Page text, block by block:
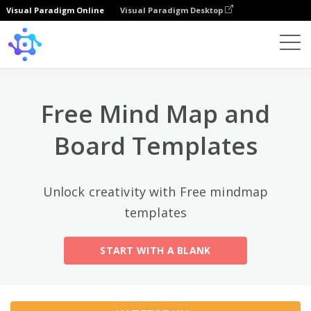
Visual Paradigm Online Visual Paradigm Desktop
Free Mind Map and
Board Templates
Unlock creativity with Free mindmap
templates
START WITH A BLANK
×
General
Mind Map
Organizational Chart (11)
Brace Map (11)